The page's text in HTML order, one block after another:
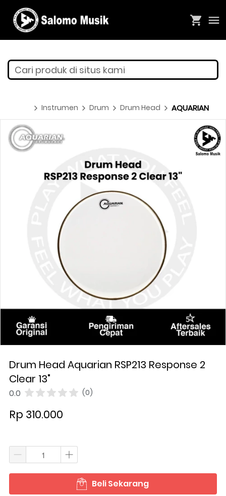
Cari produk di situs kami
Instrumen Drum Drum Head AQUARIAN
Drum Head Aquarian RSP213 Response 2
Clear 13"
0.0 (0)
Rp 310.000
` Beli Sekarang